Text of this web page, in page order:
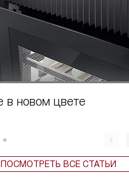
в новом цвете
ПОСМОТРЕТЬ ВСЕ СТАТЬИ